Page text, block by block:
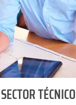
SECTOR TÉCNICO